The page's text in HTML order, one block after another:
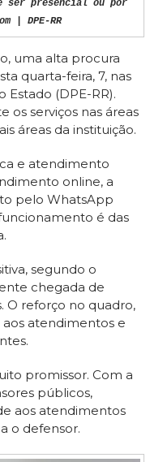
ser presencial ou por
| DPE-RR
uma alta procura
quarta-feira, 7, nas
Estado (DPE-RR).
os serviços nas áreas
áreas da instituição.
e atendimento
online, a
pelo WhatsApp
funcionamento é das
segundo o
chegada de
O reforço no quadro,
atendimentos e
promissor. Com a
públicos,
aos atendimentos
o defensor.